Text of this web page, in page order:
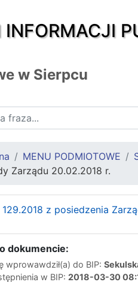
INFORMACJI
w Sierpcu
MENU PODMIOTOWE
Zarządu 20.02.2018 r.
129.2018 z posiedzenia
dokumencie:
wprowawdził(a) do BIP:
w BIP: 2018-03-30